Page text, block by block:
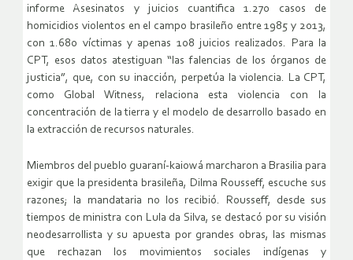
informe Asesinatos y juicios cuantifica 1.270 casos de
homicidios violentos en el campo brasileño entre 1985 y 2013,
con 1.680 víctimas y apenas 108 juicios realizados. Para la
CPT, esos datos atestiguan “las falencias de los órganos de
justicia”, que, con su inacción, perpetúa la violencia. La CPT,
como Global Witness, relaciona esta violencia con la
concentración de la tierra y el modelo de desarrollo basado en
la extracción de recursos naturales.
Miembros del pueblo guaraní-kaiowá marcharon a Brasilia para
exigir que la presidenta brasileña, Dilma Rousseff, escuche sus
razones; la mandataria no los recibió. Rousseff, desde sus
tiempos de ministra con Lula da Silva, se destacó por su visión
neodesarrollista y su apuesta por grandes obras, las mismas
que rechazan los movimientos sociales indígenas y